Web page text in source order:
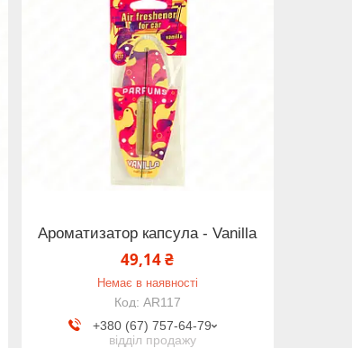
Ароматизатор капсула - Vanilla
49,14 ₴
Немає в наявності
AR117
+380 (67) 757-64-79
відділ продажу